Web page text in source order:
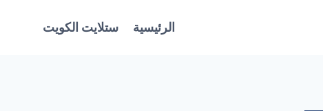
الرئيسية ستلايت الكويت